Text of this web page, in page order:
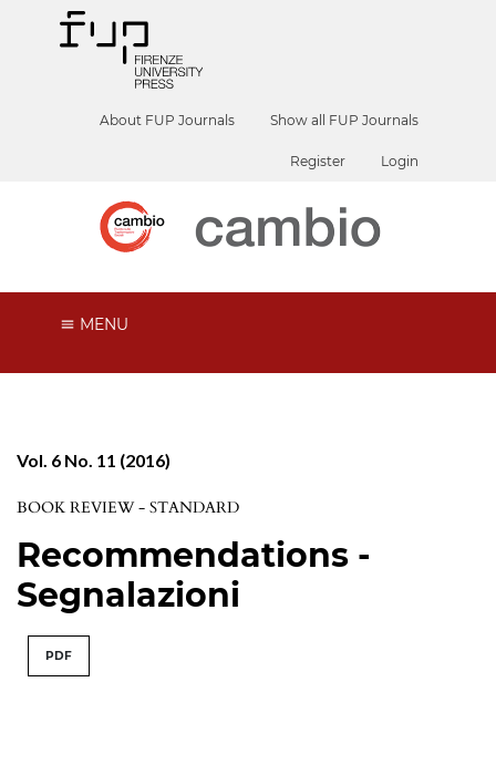
About FUP Journals Show all FUP Journals
Register Login
MENU
Vol. 6 No. 11 (2016)
BOOK REVIEW - STANDARD
Recommendations -
Segnalazioni
PDF